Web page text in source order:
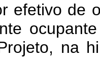
efetivo de
na